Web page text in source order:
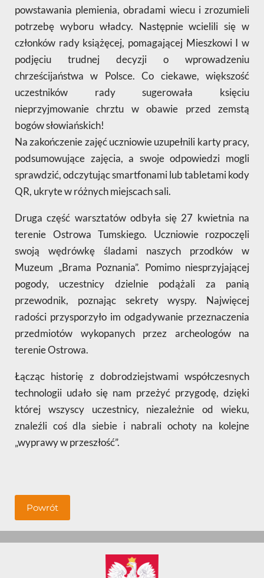
powstawania plemienia, obradami wiecu i zrozumieli
potrzebę wyboru władcy. Następnie wcielili się w
członków rady książęcej, pomagającej Mieszkowi I w
podjęciu trudnej decyzji o wprowadzeniu
chrześcijaństwa w Polsce. Co ciekawe, większość
uczestników rady sugerowała księciu
nieprzyjmowanie chrztu w obawie przed zemstą
bogów słowiańskich!
Na zakończenie zajęć uczniowie uzupełnili karty pracy,
podsumowujące zajęcia, a swoje odpowiedzi mogli
sprawdzić, odczytując smartfonami lub tabletami kody
QR, ukryte w różnych miejscach sali.
Druga część warsztatów odbyła się 27 kwietnia na
terenie Ostrowa Tumskiego. Uczniowie rozpoczęli
swoją wędrówkę śladami naszych przodków w
Muzeum „Brama Poznania”. Pomimo niesprzyjającej
pogody, uczestnicy dzielnie podążali za panią
przewodnik, poznając sekrety wyspy. Najwięcej
radości przysporzyło im odgadywanie przeznaczenia
przedmiotów wykopanych przez archeologów na
terenie Ostrowa.
Łącząc historię z dobrodziejstwami współczesnych
technologii udało się nam przeżyć przygodę, dzięki
której wszyscy uczestnicy, niezależnie od wieku,
znaleźli coś dla siebie i nabrali ochoty na kolejne
„wyprawy w przeszłość”.
Powrót